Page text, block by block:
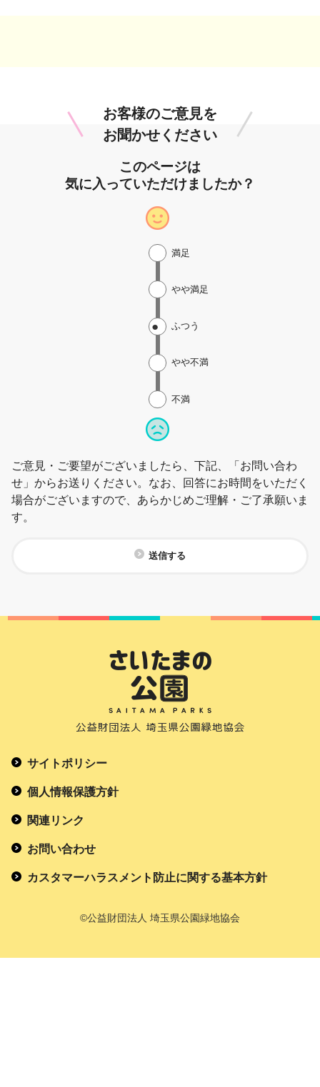
お客様のご意見を
お聞かせください
このページは
気に入っていただけましたか？
不満
やや不満
ふつう
やや満足
満足
ご意見・ご要望がございましたら、下記、「お問い合わ
せ」からお送りください。なお、回答にお時間をいただく
場合がございますので、あらかじめご理解・ご了承願いま
す。
送信する
サイトポリシー
個人情報保護方針
関連リンク
お問い合わせ
カスタマーハラスメント防止に関する基本方針
©公益財団法人 埼玉県公園緑地協会